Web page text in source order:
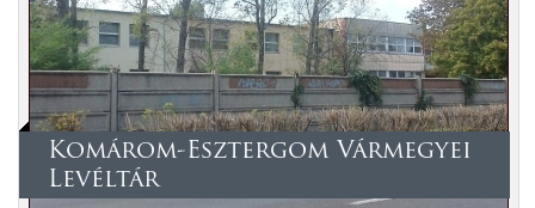
Komárom-Esztergom Vármegyei
Levéltár